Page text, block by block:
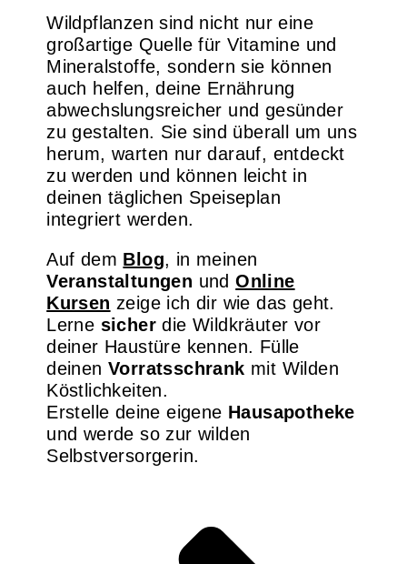
Wildpflanzen sind nicht nur eine
großartige Quelle für Vitamine und
Mineralstoffe, sondern sie können
auch helfen, deine Ernährung
abwechslungsreicher und gesünder
zu gestalten. Sie sind überall um uns
herum, warten nur darauf, entdeckt
zu werden und können leicht in
deinen täglichen Speiseplan
integriert werden.
Auf dem Blog, in meinen
Veranstaltungen undOnline
Kursen zeige ich dir wie das geht.
Lerne sicher die Wildkräuter vor
deiner Haustüre kennen. Fülle
deinen Vorratsschrank mit Wilden
Köstlichkeiten.
Erstelle deine eigene Hausapotheke
und werde so zur wilden
Selbstversorgerin.